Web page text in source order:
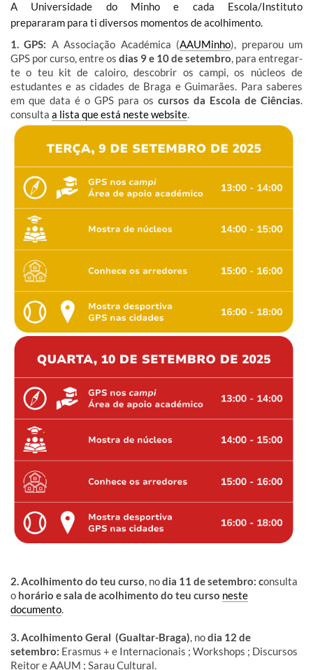
A Universidade do Minho e cada Escola/Instituto
prepararam para ti diversos momentos de acolhimento.
1. GPS: A Associação Académica (AAUMinho), preparou um
GPS por curso, entre os dias 9 e 10 de setembro, para entregar-
te o teu kit de caloiro, descobrir os campi, os núcleos de
estudantes e as cidades de Braga e Guimarães. Para saberes
em que data é o GPS para os cursos da Escola de Ciências.
consulta a lista que está neste website.
2. Acolhimento do teu curso, nodia 11 de setembro: consulta
o horário e sala de acolhimento do teu curso neste
documento.
3. Acolhimento Geral (Gualtar-Braga), nodia 12 de
setembro: Erasmus + e Internacionais ; Workshops ; Discursos
Reitor e AAUM ; Sarau Cultural.